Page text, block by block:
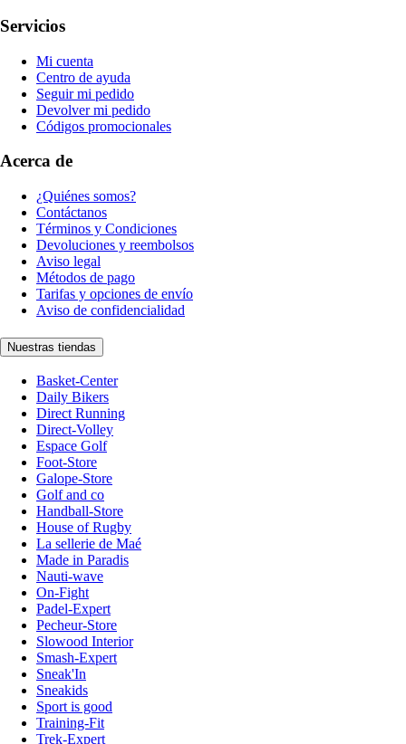
Servicios
Mi cuenta
Centro de ayuda
Seguir mi pedido
Devolver mi pedido
Códigos promocionales
Acerca de
¿Quiénes somos?
Contáctanos
Términos y Condiciones
Devoluciones y reembolsos
Aviso legal
Métodos de pago
Tarifas y opciones de envío
Aviso de confidencialidad
Nuestras tiendas
Basket-Center
Daily Bikers
Direct Running
Direct-Volley
Espace Golf
Foot-Store
Galope-Store
Golf and co
Handball-Store
House of Rugby
La sellerie de Maé
Made in Paradis
Nauti-wave
On-Fight
Padel-Expert
Pecheur-Store
Slowood Interior
Smash-Expert
Sneak'In
Sneakids
Sport is good
Training-Fit
Trek-Expert